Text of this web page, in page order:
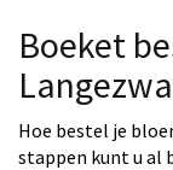
Boeket
Hoe bestel je
stappen kunt u al